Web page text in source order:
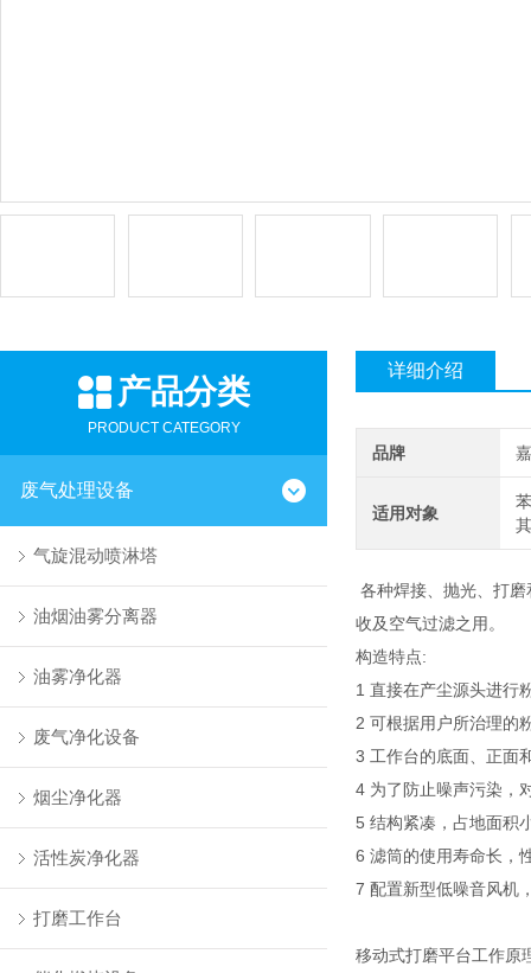
产品分类
PRODUCT CATEGORY
废气处理设备
气旋混动喷淋塔
油烟油雾分离器
油雾净化器
废气净化设备
烟尘净化器
活性炭净化器
打磨工作台
详细介绍
品牌
适用对象
各种焊接、抛光、打
收及空气过滤之用。
构造特点:
1 直接在产尘源头进行
2 可根据用户所治理的
3 工作台的底面、正面
4 为了防止噪声污染，
5 结构紧凑，占地面积
6 滤筒的使用寿命长，
7 配置新型低噪音风机
移动式打磨平台工作原